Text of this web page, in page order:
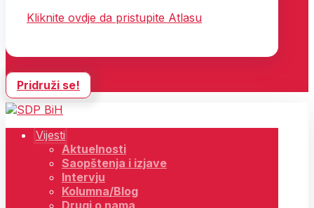
Kliknite ovdje da pristupite Atlasu
Pridruži se!
Vijesti
Aktuelnosti
Saopštenja i izjave
Intervju
Kolumna/Blog
Drugi o nama